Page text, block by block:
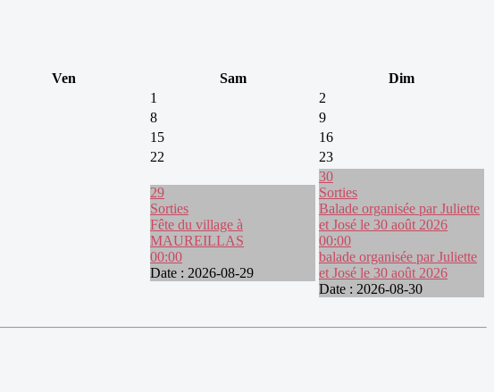
Ven Sam
Dim
1
2
8
9
15
16
22 23
29
Sorties
Fête du village à
MAUREILLAS
00:00
Date : 2026-08-29
30
Sorties
Balade organisée par Juliette
et José le 30 août 2026
00:00
balade organisée par Juliette
et José le 30 août 2026
Date : 2026-08-30